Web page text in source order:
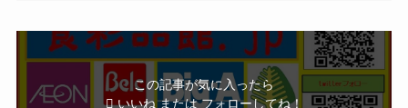
この記事が気に入ったら
いいね または フォローしてね！